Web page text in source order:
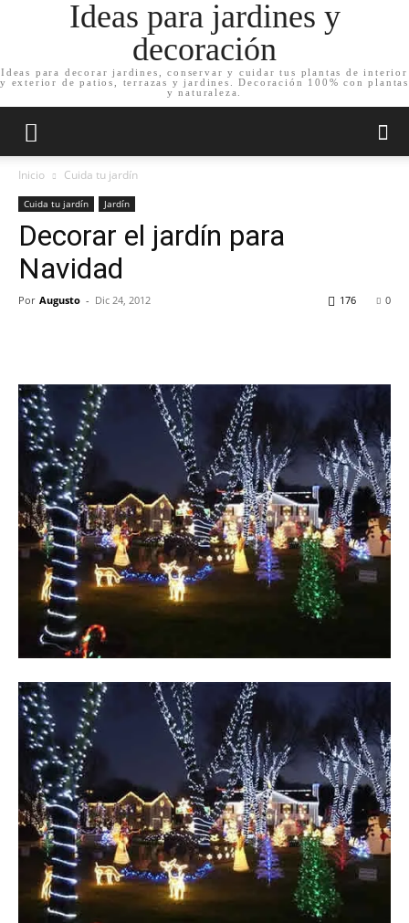
Ideas para jardines y
decoración
Ideas para decorar jardines, conservar y cuidar tus plantas de interior
y exterior de patios, terrazas y jardines. Decoración 100% con plantas
y naturaleza.
Inicio Cuida tu jardín
Cuida tu jardín Jardín
Decorar el jardín para
Navidad
Por Augusto - Dic 24, 2012 0
176